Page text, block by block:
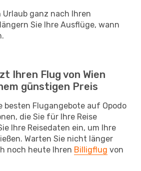
Urlaub ganz nach Ihren
Sie Ihre Ausflüge, wann
Ihren Flug von Wien
günstigen Preis
besten Flugangebote auf Opodo
die Sie für Ihre Reise
Ihre Reisedaten ein, um Ihre
Warten Sie nicht länger
noch heute Ihren Billigflug von